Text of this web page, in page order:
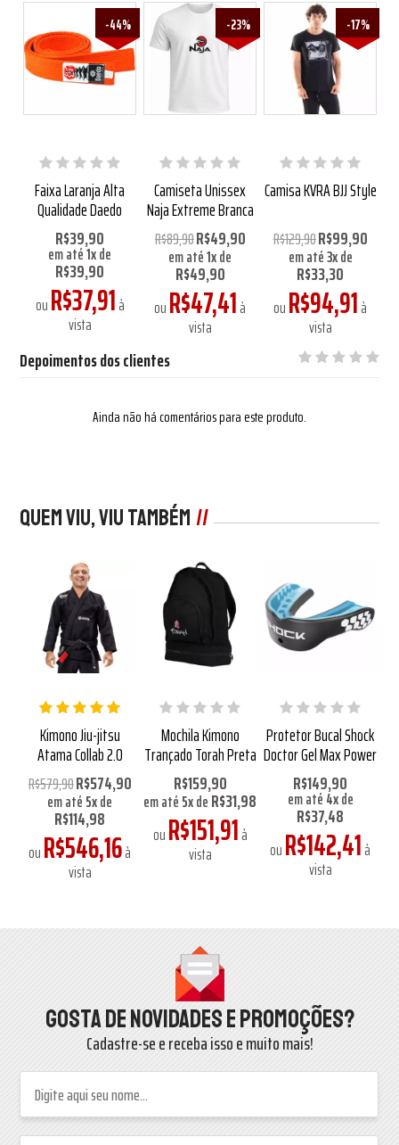
Faixa Laranja Alta
Qualidade Daedo
R$39,90
em até1xde
R$39,90
ouR$37,91à
vista
-44%
Camiseta Unissex
Naja Extreme Branca
R$89,90R$49,90
em até1xde
R$49,90
ouR$47,41à
vista
-23%
Camisa KVRA BJJ Style
R$129,90R$99,90
em até3xde
R$33,30
ouR$94,91à
vista
-17%
Depoimentos dos clientes
Ainda não há comentários para este produto.
Quem viu, viu também
Kimono Jiu-jitsu
Atama Collab 2.0
R$579,90R$574,90
em até5xde
R$114,98
ouR$546,16à
vista
Mochila Kimono
Trançado Torah Preta
R$159,90
em até5xdeR$31,98
ouR$151,91à
vista
Protetor Bucal Shock
Doctor Gel Max Power
R$149,90
em até4xde
R$37,48
ouR$142,41à
vista
Gosta de novidades e promoções?
Cadastre-se e receba isso e muito mais!